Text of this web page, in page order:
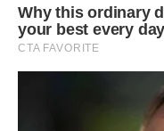
чим довше стоїть, тим